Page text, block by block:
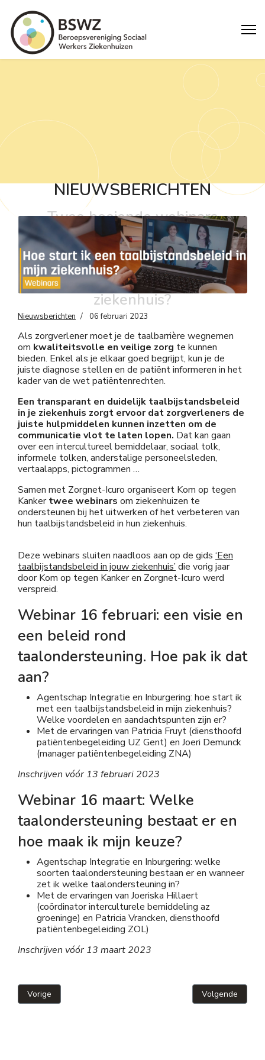
NIEUWSBERICHTEN
Twee boeiende webinars
op 16 februari en op 16
maart: Hoe start ik een
taalbijstandsbeleid in mijn
ziekenhuis?
Nieuwsberichten 06 februari 2023
Als zorgverlener moet je de taalbarrière wegnemen
om kwaliteitsvolle en veilige zorg te kunnen
bieden. Enkel als je elkaar goed begrijpt, kun je de
juiste diagnose stellen en de patiënt informeren in het
kader van de wet patiëntenrechten.
Een transparant en duidelijk taalbijstandsbeleid
in je ziekenhuis zorgt ervoor dat zorgverleners de
juiste hulpmiddelen kunnen inzetten om de
communicatie vlot te laten lopen. Dat kan gaan
over een intercultureel bemiddelaar, sociaal tolk,
informele tolken, anderstalige personeelsleden,
vertaalapps, pictogrammen …
Samen met Zorgnet-Icuro organiseert Kom op tegen
Kankertwee webinars om ziekenhuizen te
ondersteunen bij het uitwerken of het verbeteren van
hun taalbijstandsbeleid in hun ziekenhuis.
Deze webinars sluiten naadloos aan op de gids ‘Een
taalbijstandsbeleid in jouw ziekenhuis’ die vorig jaar
door Kom op tegen Kanker en Zorgnet-Icuro werd
verspreid.
Webinar 16 februari: een visie en
een beleid rond
taalondersteuning. Hoe pak ik dat
aan?
Agentschap Integratie en Inburgering: hoe start ik
met een taalbijstandsbeleid in mijn ziekenhuis?
Welke voordelen en aandachtspunten zijn er?
Met de ervaringen van Patricia Fruyt (diensthoofd
patiëntenbegeleiding UZ Gent) en Joeri Demunck
(manager patiëntenbegeleiding ZNA)
Inschrijven vóór 13 februari 2023
Webinar 16 maart: Welke
taalondersteuning bestaat er en
hoe maak ik mijn keuze?
Agentschap Integratie en Inburgering: welke
soorten taalondersteuning bestaan er en wanneer
zet ik welke taalondersteuning in?
Met de ervaringen van Joeriska Hillaert
(coördinator interculturele bemiddeling az
groeninge) en Patricia Vrancken, diensthoofd
patiëntenbegeleiding ZOL)
Inschrijven vóór 13 maart 2023
Vorig artikel: Wat gebeurt er met je domicilieadres als je in
Vorige Volgende
Volgende